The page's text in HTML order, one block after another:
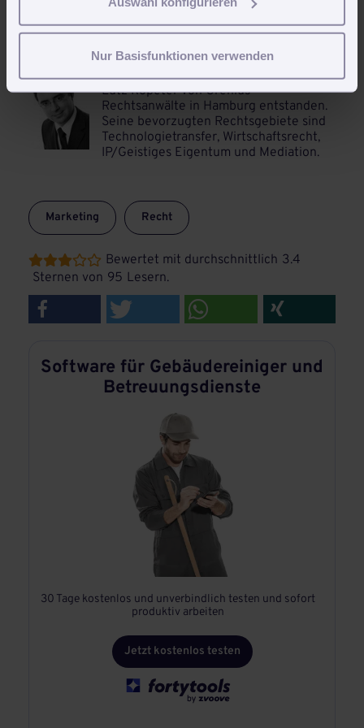
Nur Basisfunktionen verwenden
Über den Autor
Dieser Artikel ist in Zusammenarbeit mit
Lutz Ropeter vonGrenius
Rechtsanwälte in Hamburg entstanden.
Seine bevorzugten Rechtsgebiete sind
Technologietransfer, Wirtschaftsrecht,
IP/Geistiges Eigentum und Mediation.
Marketing Recht
 Bewertet mit durchschnittlich 3.4
Sternen von 95 Lesern.
Software für Gebäudereiniger und
Betreuungsdienste
30 Tage kostenlos und unverbindlich testen und sofort
produktiv arbeiten
Jetzt kostenlos testen